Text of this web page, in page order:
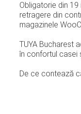
Obligatorie din
retragere din
magazinele
TUYA Bucharest
în confortul casei
De ce contează